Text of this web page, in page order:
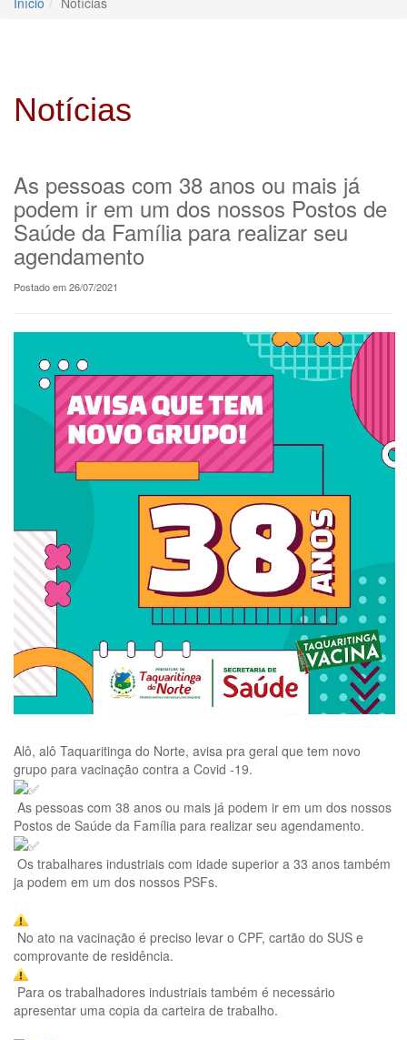
Notícias
As pessoas com 38 anos ou mais já
podem ir em um dos nossos Postos de
Saúde da Família para realizar seu
agendamento
Postado em 26/07/2021
Alô, alô Taquaritinga do Norte, avisa pra geral que tem novo
grupo para vacinação contra a Covid -19.
As pessoas com 38 anos ou mais já podem ir em um dos nossos
Postos de Saúde da Família para realizar seu agendamento.
Os trabalhares industriais com idade superior a 33 anos também
ja podem em um dos nossos PSFs.
No ato na vacinação é preciso levar o CPF, cartão do SUS e
comprovante de residência.
Para os trabalhadores industriais também é necessário
apresentar uma copia da carteira de trabalho.